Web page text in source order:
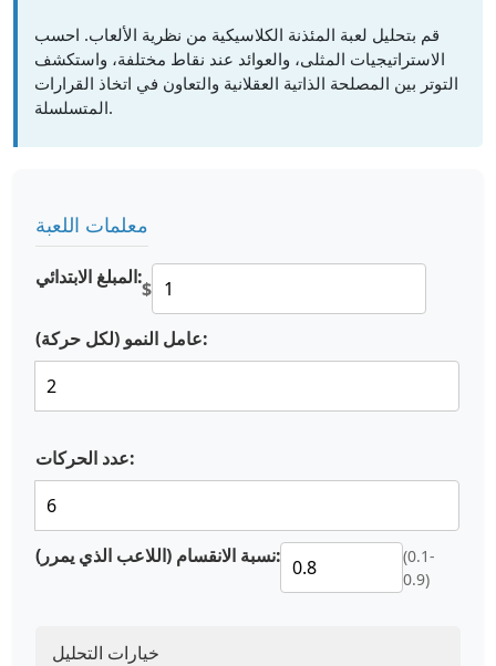
قم بتحليل لعبة المئذنة الكلاسيكية من نظرية الألعاب. احسب
الاستراتيجيات المثلى، والعوائد عند نقاط مختلفة، واستكشف
التوتر بين المصلحة الذاتية العقلانية والتعاون في اتخاذ القرارات
المتسلسلة.
معلمات اللعبة
المبلغ الابتدائي:$
عامل النمو (لكل حركة):
عدد الحركات:
نسبة الانقسام (اللاعب الذي يمرر):
(0.1-
0.9)
خيارات التحليل